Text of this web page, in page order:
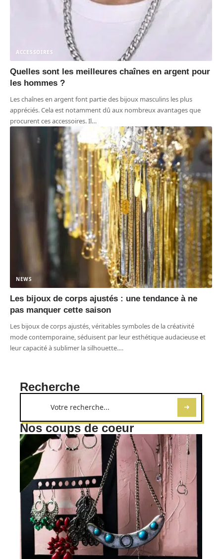
ACCESSOIRES
Quelles sont les meilleures chaînes en argent pour
les hommes ?
Les chaînes en argent font partie des bijoux masculins les plus
appréciés. Cela est notamment dû aux nombreux avantages que
procurent ces accessoires. Il…
NEWS
Les bijoux de corps ajustés : une tendance à ne
pas manquer cette saison
Les bijoux de corps ajustés, véritables symboles de la créativité
mode contemporaine, séduisent par leur esthétique audacieuse et
leur capacité à sublimer la silhouette.…
Recherche
Nos coups de coeur